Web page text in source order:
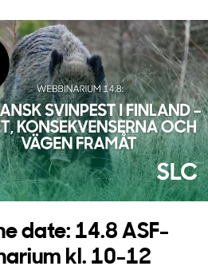
date: 14.8 ASF-
kl. 10-12